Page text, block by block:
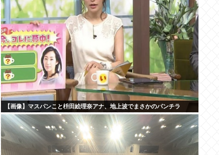
【画像】マスパンこと枡田絵理奈アナ、地上波でまさかのパンチラ